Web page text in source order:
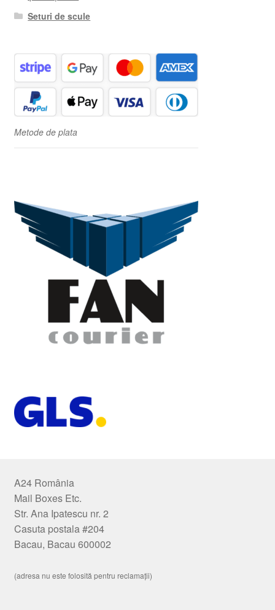
Seturi de scule
Metode de plata
A24 România
Mail Boxes Etc.
Str. Ana Ipatescu nr. 2
Casuta postala #204
Bacau, Bacau 600002
(adresa nu este folosită pentru reclamații)